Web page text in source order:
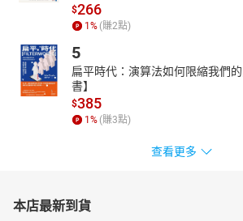
$266
1 % (賺2點)
5
扁平時代：演算法如何限縮我們
書】
$385
1 % (賺3點)
查看更多
本店最新到貨